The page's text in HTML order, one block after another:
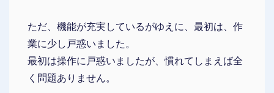
ただ、機能が充実しているがゆえに、最初は、作
業に少し戸惑いました。
最初は操作に戸惑いましたが、慣れてしまえば全
く問題ありません。